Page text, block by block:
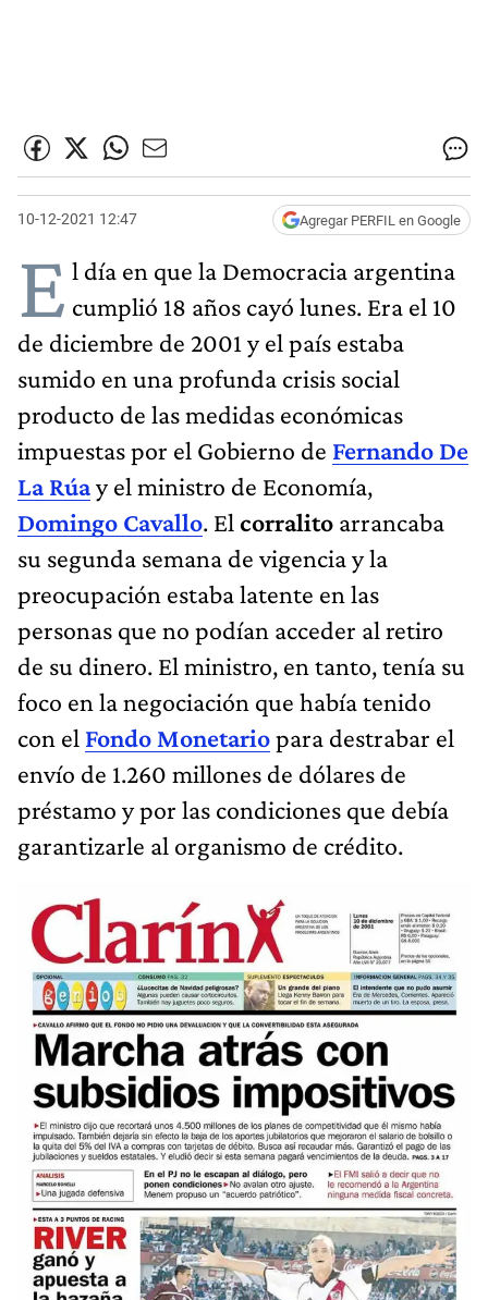
10-12-2021 12:47 Agregar PERFIL en Google
E l día en que la Democracia argentina
cumplió 18 años cayó lunes. Era el 10
de diciembre de 2001 y el país estaba
sumido en una profunda crisis social
producto de las medidas económicas
impuestas por el Gobierno de Fernando De
La Rúay el ministro de Economía,
Domingo Cavallo. El corralito arrancaba
su segunda semana de vigencia y la
preocupación estaba latente en las
personas que no podían acceder al retiro
de su dinero. El ministro, en tanto, tenía su
foco en la negociación que había tenido
con el Fondo Monetariopara destrabar el
envío de 1.260 millones de dólares de
préstamo y por las condiciones que debía
garantizarle al organismo de crédito.